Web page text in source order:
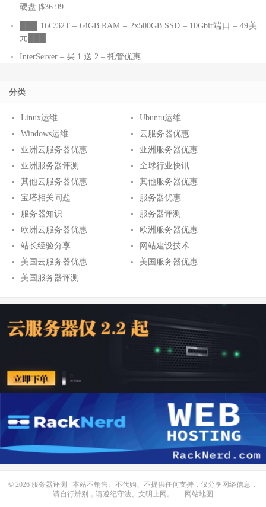
硬盘 |$36.99
███ 16C/32T – 64GB RAM – 2x500GB SSD – 10Gbit端口 – 49美
元███
InterServer – 买 1 送 2 – 托管优惠
分类
Linux运维
Ubuntu运维
Windows运维
云服务器优惠
亚洲云服务器优惠
亚洲服务器优惠
亚洲服务器评测
全球行业快讯
其他云服务器优惠
其他服务器优惠
宝塔相关问题
服务器优惠
服务器知识
服务器评测
欧洲云服务器优惠
欧洲服务器优惠
站长经验分享
网站建设技术
美国云服务器优惠
美国服务器优惠
美国服务器评测
© 2026 服务器评测
本站不销售、不代购、不提供任何支持，仅分享网络信息，
请自行辨别，请遵纪守法、文明上网。
网站地图